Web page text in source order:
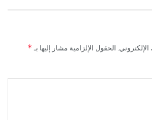
الحقول الإلزامية مشار إليها بـ *